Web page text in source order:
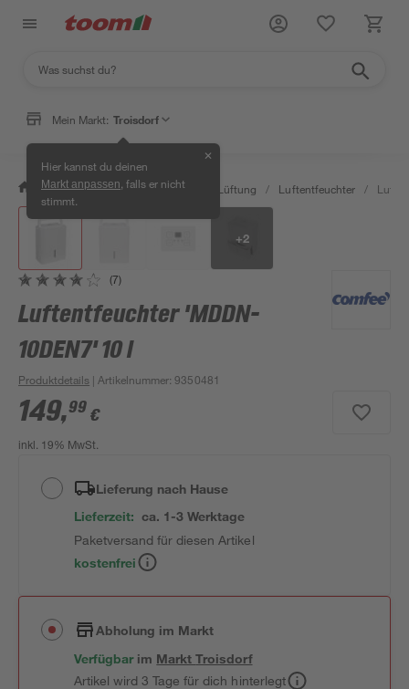
Mein Markt: Troisdorf
Hier kannst du deinen
Markt anpassen , falls er nicht
stimmt.
✕
/ Bauen & Renovieren / Klima & Lüftung / Luftentfeuchter /
+2
(7)
Luftentfeuchter 'MDDN-
10DEN7' 10 l
Produktdetails | Artikelnummer:9350481
149,99 €
inkl. 19% MwSt.
Lieferung nach Hause
Lieferzeit: ca. 1-3 Werktage
Paketversand für diesen Artikel
kostenfrei
Abholung im Markt
Verfügbar im MarktTroisdorf
Artikel wird 3 Tage für dich hinterlegt